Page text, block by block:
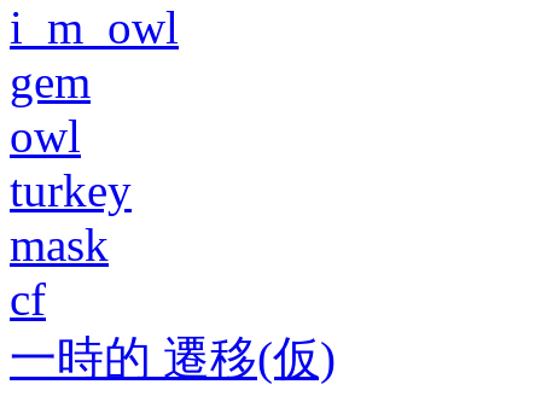
i_m_owl
gem
owl
turkey
mask
cf
一時的 遷移(仮)